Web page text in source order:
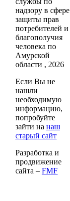
надзору в сфере
защиты прав
потребителей и
благополучия
человека по
Амурской
области , 2026
Если Вы не
нашли
необходимую
информацию,
попробуйте
зайти на наш
старый сайт
Разработка и
продвижение
сайта – FMF